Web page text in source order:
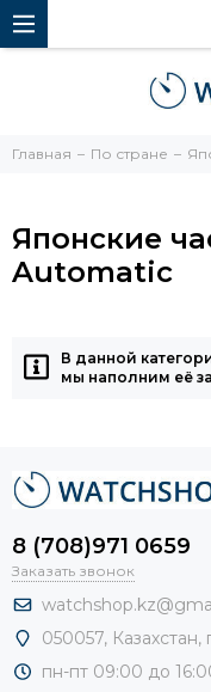
Главная По стране
Японские
Automatic
В данной
мы наполним её
8 (708)971 0659
Заказать звонок
050057, Казахстан,
пн-пт 09:00 до